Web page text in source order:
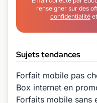
renseigner sur des
confidentialitéet
Sujets tendances
Forfait mobile pas
Box internet en
Forfaits mobile sans